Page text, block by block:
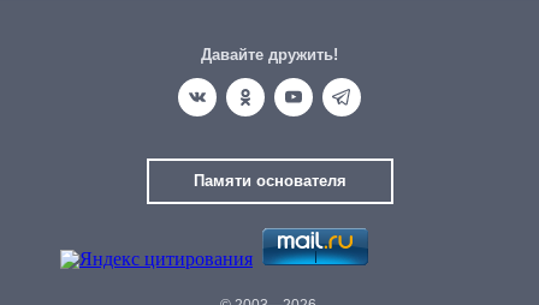
Давайте дружить!
Памяти основателя